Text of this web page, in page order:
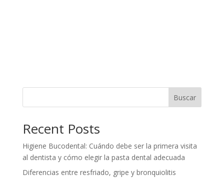
Buscar
Recent Posts
Higiene Bucodental: Cuándo debe ser la primera visita
al dentista y cómo elegir la pasta dental adecuada
Diferencias entre resfriado, gripe y bronquiolitis